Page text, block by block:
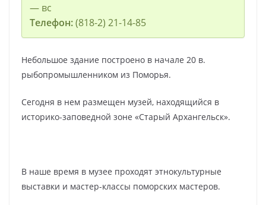
— вс
Телефон:(818-2) 21-14-85
Небольшое здание построено в начале 20 в.
рыбопромышленником из Поморья.
Сегодня в нем размещен музей, находящийся в
историко-заповедной зоне «Старый Архангельск».
В наше время в музее проходят этнокультурные
выставки и мастер-классы поморских мастеров.